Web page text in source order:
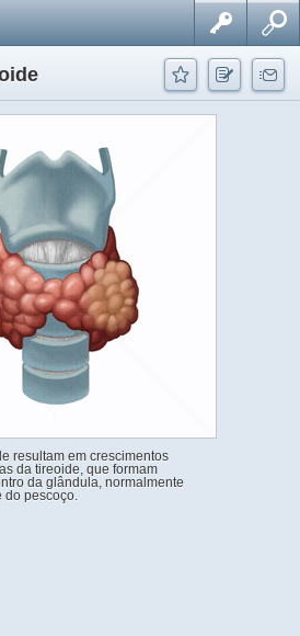
resultam em crescimentos
da tireoide, que formam
da glândula, normalmente
do pescoço.